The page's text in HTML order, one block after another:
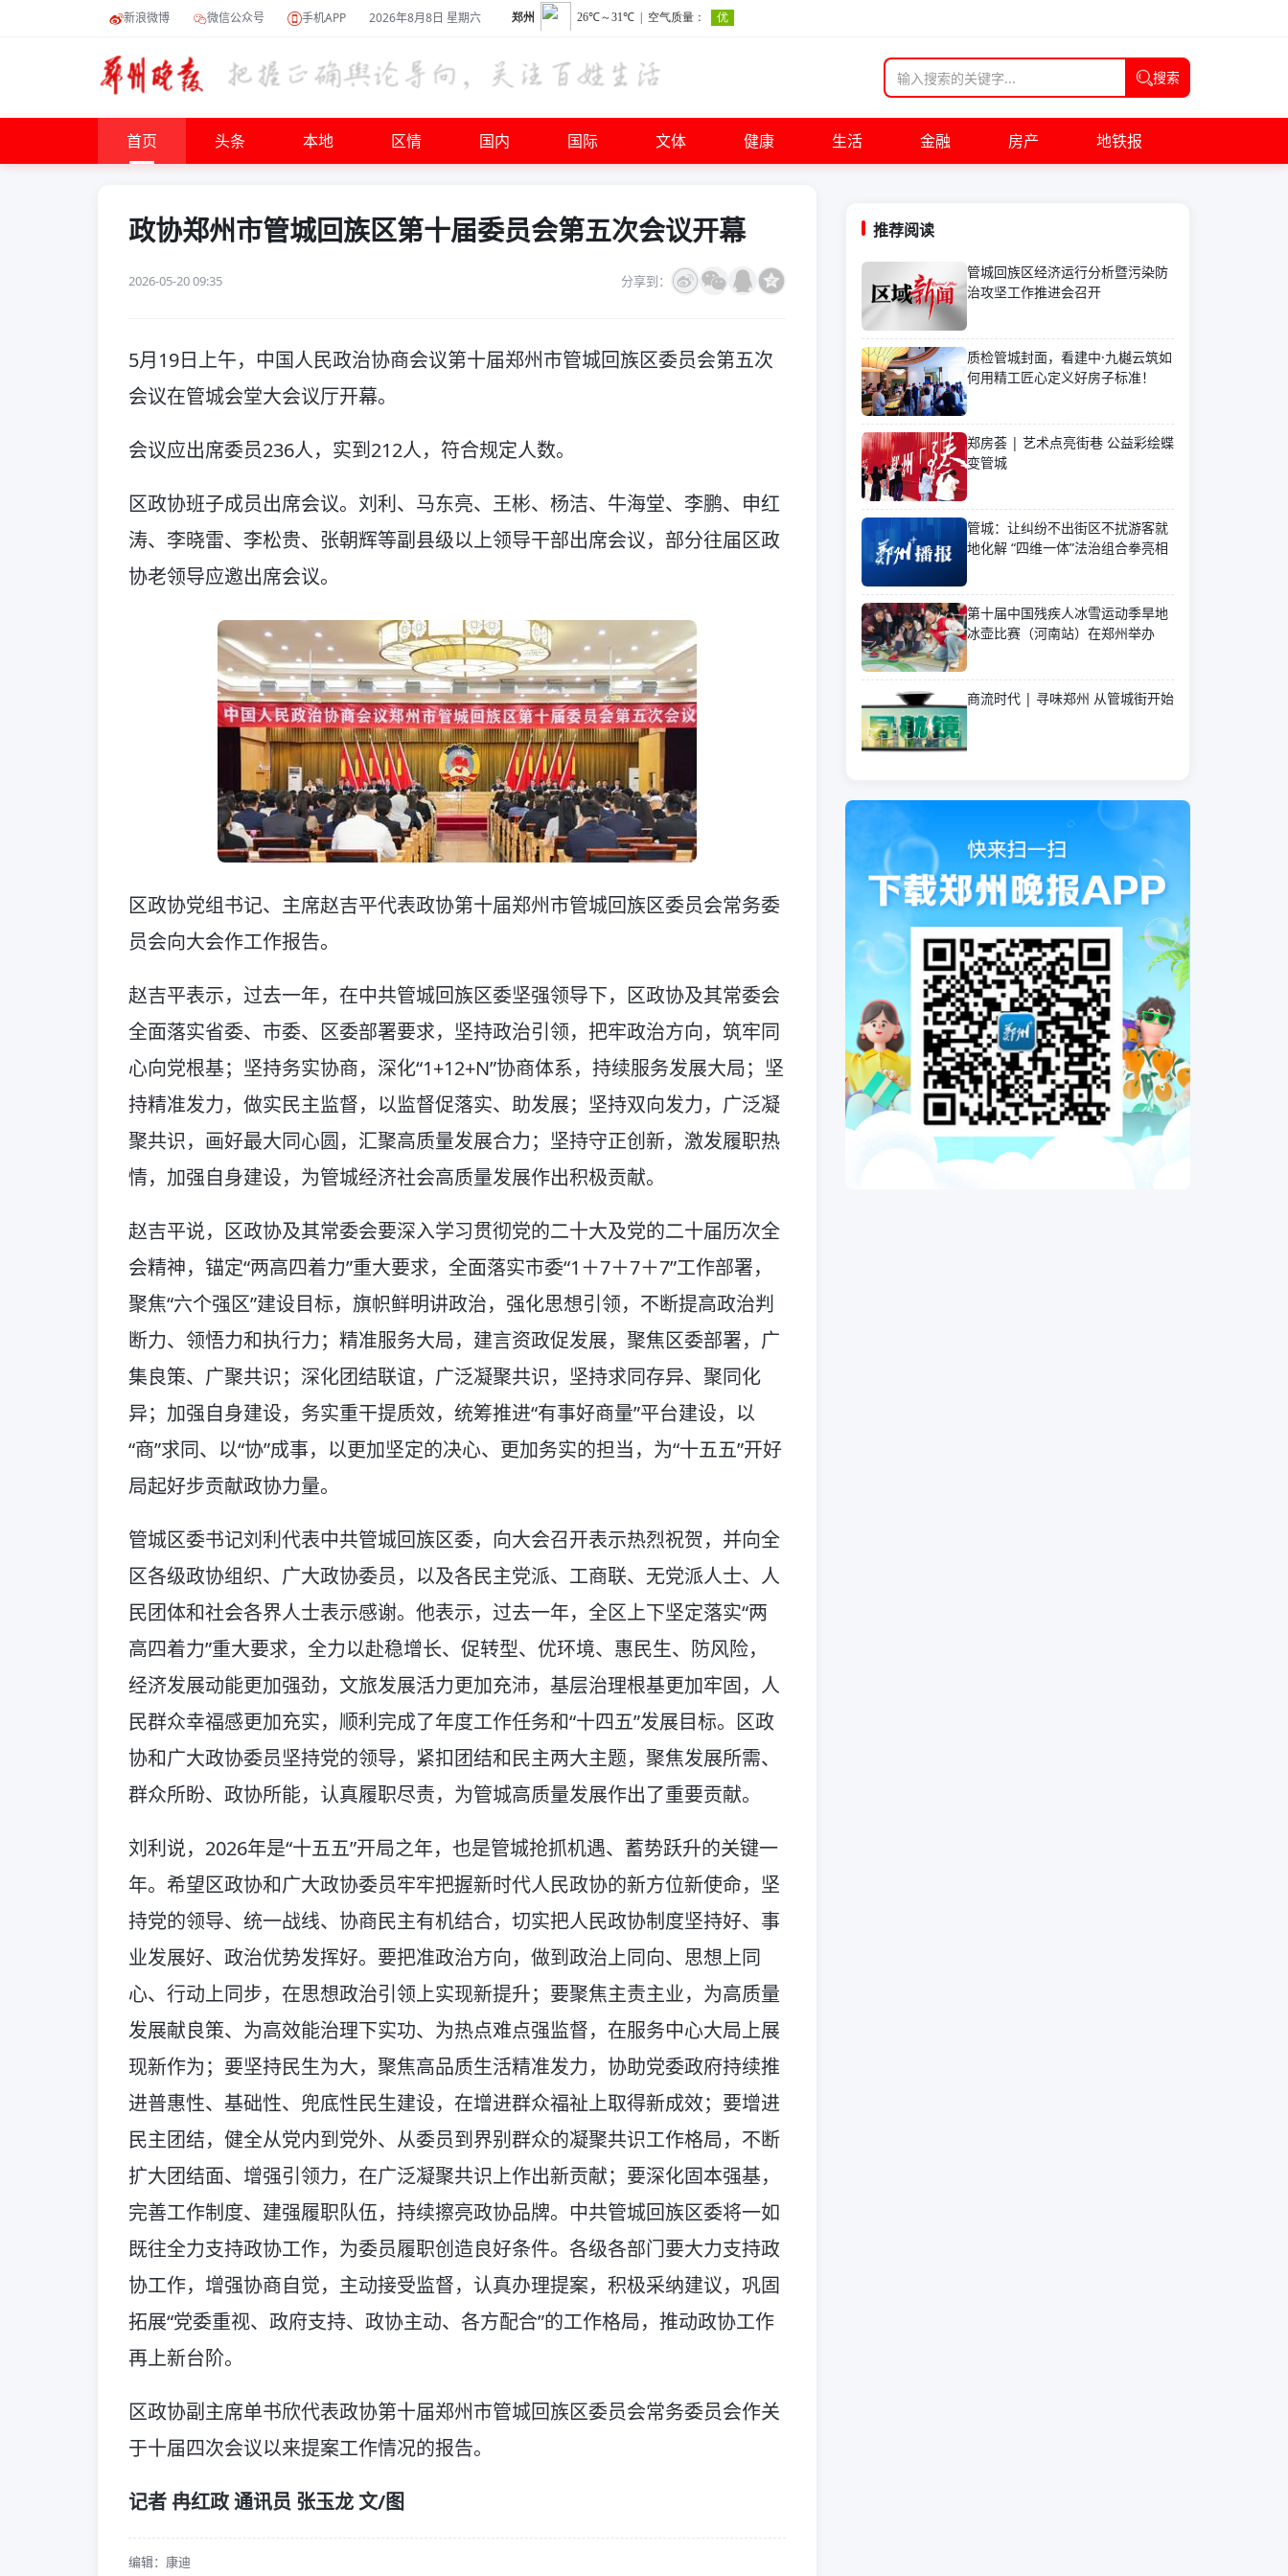
新浪微博 微信公众号 手机APP 2026年8月8日 星期六
搜索
首页 头条 本地 区情 国内 国际 文体 健康 生活 金融 房产 地铁报
政协郑州市管城回族区第十届委员会第五次会议开幕
2026-05-20 09:35 分享到：
5月19日上午，中国人民政治协商会议第十届郑州市管城回族区委员会第五次
会议在管城会堂大会议厅开幕。
会议应出席委员236人，实到212人，符合规定人数。
区政协班子成员出席会议。刘利、马东亮、王彬、杨洁、牛海堂、李鹏、申红
涛、李晓雷、李松贵、张朝辉等副县级以上领导干部出席会议，部分往届区政
协老领导应邀出席会议。
区政协党组书记、主席赵吉平代表政协第十届郑州市管城回族区委员会常务委
员会向大会作工作报告。
赵吉平表示，过去一年，在中共管城回族区委坚强领导下，区政协及其常委会
全面落实省委、市委、区委部署要求，坚持政治引领，把牢政治方向，筑牢同
心向党根基；坚持务实协商，深化“1+12+N”协商体系，持续服务发展大局；坚
持精准发力，做实民主监督，以监督促落实、助发展；坚持双向发力，广泛凝
聚共识，画好最大同心圆，汇聚高质量发展合力；坚持守正创新，激发履职热
情，加强自身建设，为管城经济社会高质量发展作出积极贡献。
赵吉平说，区政协及其常委会要深入学习贯彻党的二十大及党的二十届历次全
会精神，锚定“两高四着力”重大要求，全面落实市委“1＋7＋7＋7”工作部署，
聚焦“六个强区”建设目标，旗帜鲜明讲政治，强化思想引领，不断提高政治判
断力、领悟力和执行力；精准服务大局，建言资政促发展，聚焦区委部署，广
集良策、广聚共识；深化团结联谊，广泛凝聚共识，坚持求同存异、聚同化
异；加强自身建设，务实重干提质效，统筹推进“有事好商量”平台建设，以
“商”求同、以“协”成事，以更加坚定的决心、更加务实的担当，为“十五五”开好
局起好步贡献政协力量。
管城区委书记刘利代表中共管城回族区委，向大会召开表示热烈祝贺，并向全
区各级政协组织、广大政协委员，以及各民主党派、工商联、无党派人士、人
民团体和社会各界人士表示感谢。他表示，过去一年，全区上下坚定落实“两
高四着力”重大要求，全力以赴稳增长、促转型、优环境、惠民生、防风险，
经济发展动能更加强劲，文旅发展活力更加充沛，基层治理根基更加牢固，人
民群众幸福感更加充实，顺利完成了年度工作任务和“十四五”发展目标。区政
协和广大政协委员坚持党的领导，紧扣团结和民主两大主题，聚焦发展所需、
群众所盼、政协所能，认真履职尽责，为管城高质量发展作出了重要贡献。
刘利说，2026年是“十五五”开局之年，也是管城抢抓机遇、蓄势跃升的关键一
年。希望区政协和广大政协委员牢牢把握新时代人民政协的新方位新使命，坚
持党的领导、统一战线、协商民主有机结合，切实把人民政协制度坚持好、事
业发展好、政治优势发挥好。要把准政治方向，做到政治上同向、思想上同
心、行动上同步，在思想政治引领上实现新提升；要聚焦主责主业，为高质量
发展献良策、为高效能治理下实功、为热点难点强监督，在服务中心大局上展
现新作为；要坚持民生为大，聚焦高品质生活精准发力，协助党委政府持续推
进普惠性、基础性、兜底性民生建设，在增进群众福祉上取得新成效；要增进
民主团结，健全从党内到党外、从委员到界别群众的凝聚共识工作格局，不断
扩大团结面、增强引领力，在广泛凝聚共识上作出新贡献；要深化固本强基，
完善工作制度、建强履职队伍，持续擦亮政协品牌。中共管城回族区委将一如
既往全力支持政协工作，为委员履职创造良好条件。各级各部门要大力支持政
协工作，增强协商自觉，主动接受监督，认真办理提案，积极采纳建议，巩固
拓展“党委重视、政府支持、政协主动、各方配合”的工作格局，推动政协工作
再上新台阶。
区政协副主席单书欣代表政协第十届郑州市管城回族区委员会常务委员会作关
于十届四次会议以来提案工作情况的报告。
记者 冉红政 通讯员 张玉龙 文/图
编辑：康迪
推荐阅读
管城回族区经济运行分析暨污染防
治攻坚工作推进会召开
质检管城封面，看建中·九樾云筑如
何用精工匠心定义好房子标准！
郑房荟 | 艺术点亮街巷 公益彩绘蝶
变管城
管城：让纠纷不出街区不扰游客就
地化解 “四维一体”法治组合拳亮相
第十届中国残疾人冰雪运动季旱地
冰壶比赛（河南站）在郑州举办
商流时代 | 寻味郑州 从管城街开始